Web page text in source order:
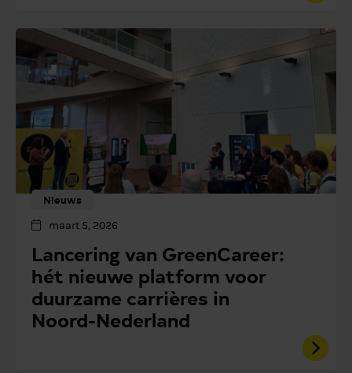
Nieuws
maart 5, 2026
Lancering van GreenCareer:
hét nieuwe platform voor
duurzame carrières in
Noord-Nederland